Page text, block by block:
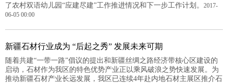
了农村双语幼儿园“应建尽建”工作推进情况和下一步工作计划。 2017-
06-05 00:00
新疆石材行业成为 “后起之秀” 发展未来可期
随着共建“一带一路”倡议的提出和新疆丝绸之路经济带核心区建设的
启动，石材作为我区的特色优势产业正以乘风破浪之势快速发展。为
推动新疆石材产业长远发展，我区已连续4年赴内地石材主展区推介石